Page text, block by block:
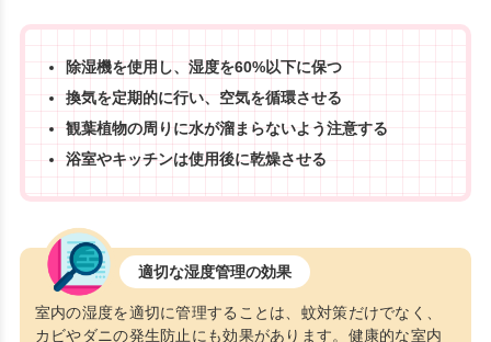
除湿機を使用し、湿度を60%以下に保つ
換気を定期的に行い、空気を循環させる
観葉植物の周りに水が溜まらないよう注意する
浴室やキッチンは使用後に乾燥させる
適切な湿度管理の効果
室内の湿度を適切に管理することは、蚊対策だけでなく、
カビやダニの発生防止にも効果があります。健康的な室内